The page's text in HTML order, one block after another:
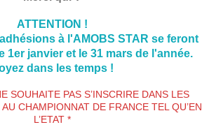
ATTENTION !
à l'AMOBS STAR se feront
1er janvier et le 31 mars de l'année.
dans les temps !
SOUHAITE PAS S’INSCRIRE DANS LES
CHAMPIONNAT DE FRANCE TEL QU’EN
L’ETAT*